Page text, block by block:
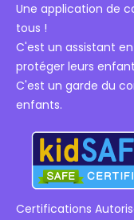
Une application de
tous !
C'est un assistant
protéger leurs
C'est un garde du
enfants.
Certifications